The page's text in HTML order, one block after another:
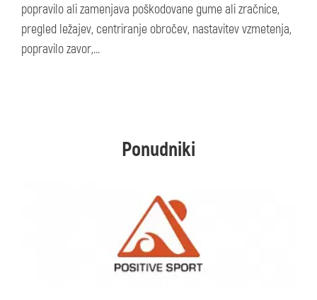
popravilo ali zamenjava poškodovane gume ali zračnice,
pregled ležajev, centriranje obročev, nastavitev vzmetenja,
popravilo zavor,...
Ponudniki